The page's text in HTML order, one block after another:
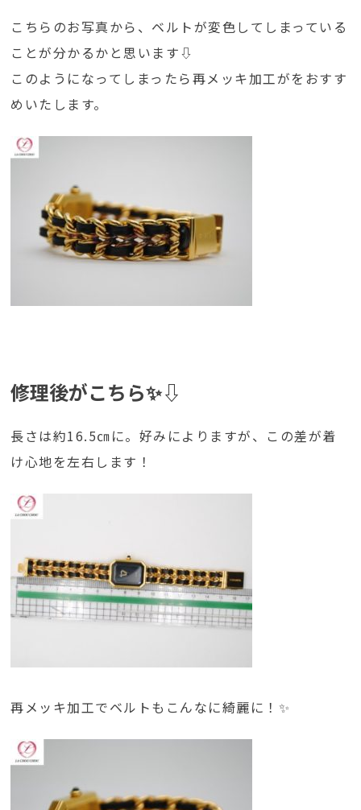
こちらのお写真から、ベルトが変色してしまっている
ことが分かるかと思います⇩
このようになってしまったら再メッキ加工がをおすす
めいたします。
修理後がこちら✨⇩
長さは約16.5㎝に。好みによりますが、この差が着
け心地を左右します！
再メッキ加工でベルトもこんなに綺麗に！✨